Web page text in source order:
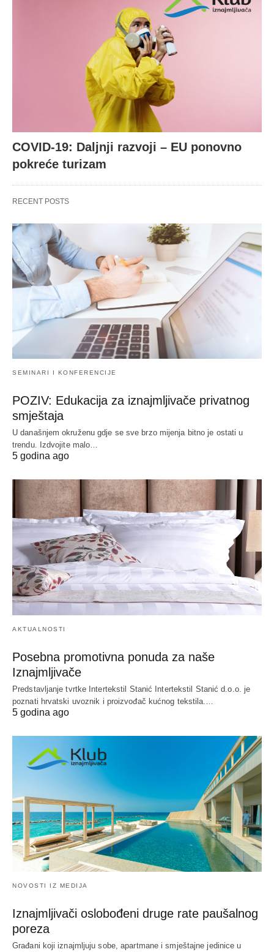
COVID-19: Daljnji razvoji – EU ponovno
pokreće turizam
RECENT POSTS
SEMINARI I KONFERENCIJE
POZIV: Edukacija za iznajmljivače privatnog
smještaja
U današnjem okruženu gdje se sve brzo mijenja bitno je ostati u
trendu. Izdvojite malo…
5 godina ago
AKTUALNOSTI
Posebna promotivna ponuda za naše
Iznajmljivače
Predstavljanje tvrtke Intertekstil Stanić Intertekstil Stanić d.o.o. je
poznati hrvatski uvoznik i proizvođač kućnog tekstila.…
5 godina ago
NOVOSTI IZ MEDIJA
Iznajmljivači oslobođeni druge rate paušalnog
poreza
Građani koji iznajmljuju sobe, apartmane i smještajne jedinice u